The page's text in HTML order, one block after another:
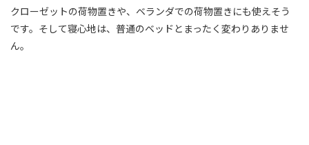
クローゼットの荷物置きや、ベランダでの荷物置きにも使えそう
です。そして寝心地は、普通のベッドとまったく変わりありませ
ん。